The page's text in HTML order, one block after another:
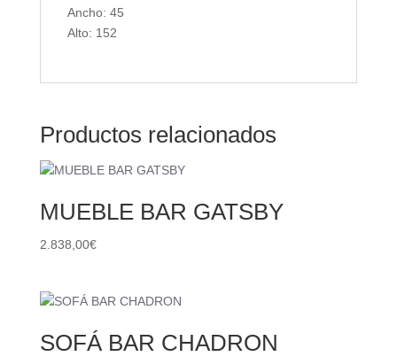
Ancho: 45
Alto: 152
Productos relacionados
MUEBLE BAR GATSBY
2.838,00€
SOFÁ BAR CHADRON